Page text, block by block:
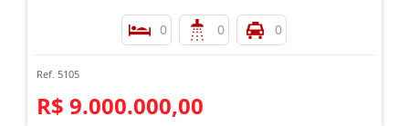
0 0 0
Ref. 5105
R$ 9.000.000,00